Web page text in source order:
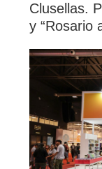
Clusellas.
y “Rosario